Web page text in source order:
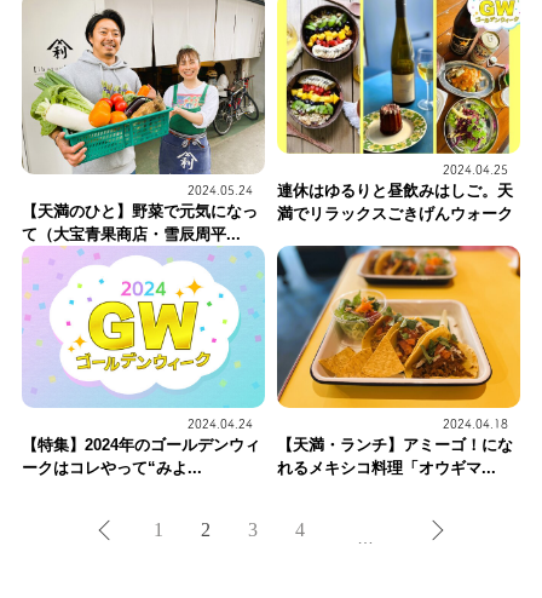
2024.05.24
【天満のひと】野菜で元気になっ
て（大宝青果商店・雪辰周平...
2024.04.25
連休はゆるりと昼飲みはしご。天
満でリラックスごきげんウォーク
2024.04.24
【特集】2024年のゴールデンウィ
ークはコレやって“みよ...
2024.04.18
【天満・ランチ】アミーゴ！にな
れるメキシコ料理「オウギマ...
1 2 3 4 …